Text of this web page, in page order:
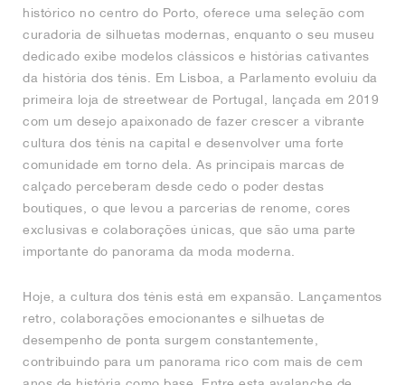
histórico no centro do Porto, oferece uma seleção com
curadoria de silhuetas modernas, enquanto o seu museu
dedicado exibe modelos clássicos e histórias cativantes
da história dos ténis. Em Lisboa, a Parlamento evoluiu da
primeira loja de streetwear de Portugal, lançada em 2019
com um desejo apaixonado de fazer crescer a vibrante
cultura dos ténis na capital e desenvolver uma forte
comunidade em torno dela. As principais marcas de
calçado perceberam desde cedo o poder destas
boutiques, o que levou a parcerias de renome, cores
exclusivas e colaborações únicas, que são uma parte
importante do panorama da moda moderna.
Hoje, a cultura dos ténis está em expansão. Lançamentos
retro, colaborações emocionantes e silhuetas de
desempenho de ponta surgem constantemente,
contribuindo para um panorama rico com mais de cem